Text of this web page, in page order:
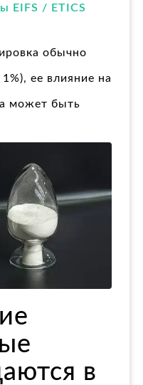
EIFS / ETICS
обычно
ее влияние на
может быть
в